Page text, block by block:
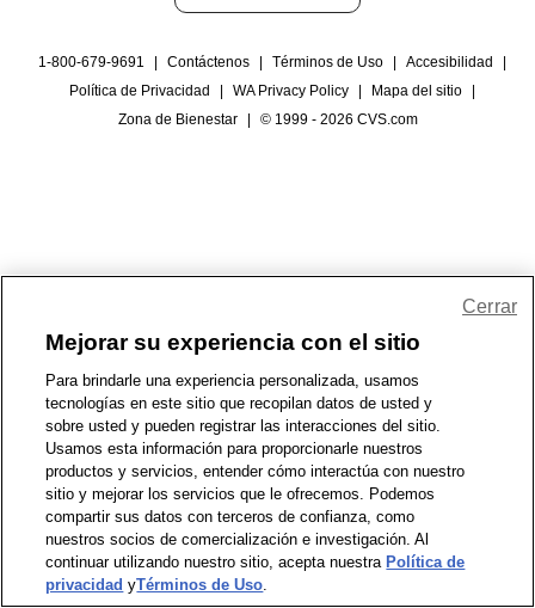
1-800-679-9691 Contáctenos Términos de Uso Accesibilidad
Política de Privacidad
WA Privacy Policy Mapa del sitio
Zona de Bienestar
© 1999 - 2026 CVS.com
Mejorar su experiencia con el sitio
Para brindarle una experiencia personalizada, usamos
tecnologías en este sitio que recopilan datos de usted y
sobre usted y pueden registrar las interacciones del sitio.
Usamos esta información para proporcionarle nuestros
productos y servicios, entender cómo interactúa con nuestro
sitio y mejorar los servicios que le ofrecemos. Podemos
compartir sus datos con terceros de confianza, como
nuestros socios de comercialización e investigación. Al
continuar utilizando nuestro sitio, acepta nuestra Política de
privacidad yTérminos de Uso.
Cerrar